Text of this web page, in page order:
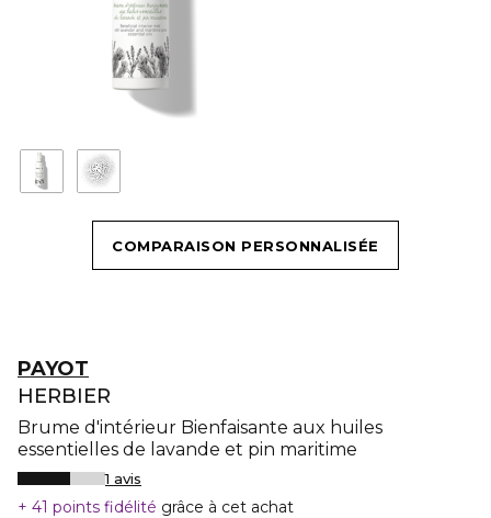
COMPARAISON PERSONNALISÉE
PAYOT
HERBIER
Brume d'intérieur Bienfaisante aux huiles
essentielles de lavande et pin maritime
1 avis
41 points fidélité grâce à cet achat